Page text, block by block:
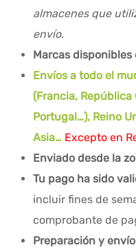
almacenes que
envío.
Marcas disponibles
Envíos a todo el
(Francia, República
Portugal…), Reino
Asia… Excepto en
Enviado desde la
Tu pago ha sido
incluir fines de
comprobante de
Preparación y